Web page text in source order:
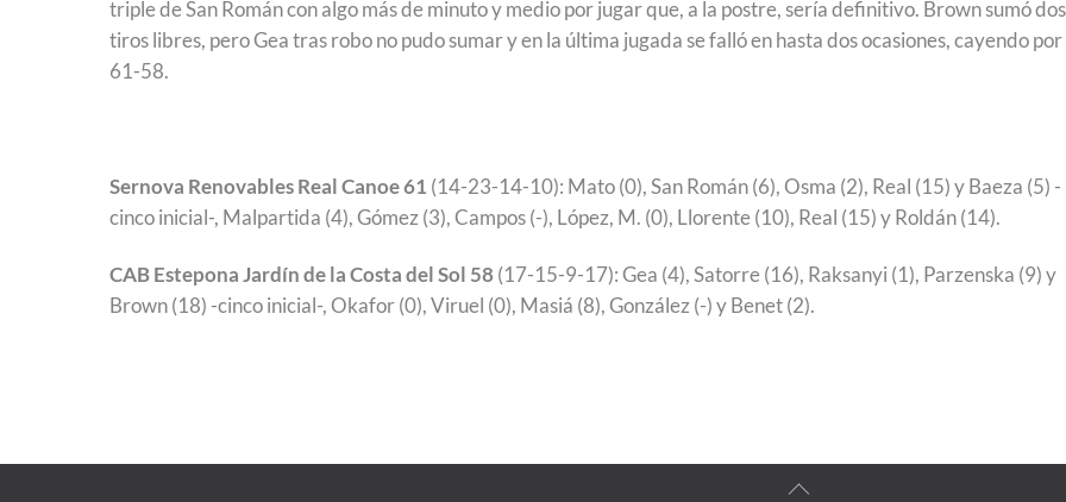
triple de San Román con algo más de minuto y medio por jugar que, a la postre, sería definitivo. Brown sumó dos
tiros libres, pero Gea tras robo no pudo sumar y en la última jugada se falló en hasta dos ocasiones, cayendo por
61-58.
Sernova Renovables Real Canoe 61 (14-23-14-10): Mato (0), San Román (6), Osma (2), Real (15) y Baeza (5) -
cinco inicial-, Malpartida (4), Gómez (3), Campos (-), López, M. (0), Llorente (10), Real (15) y Roldán (14).
CAB Estepona Jardín de la Costa del Sol 58 (17-15-9-17): Gea (4), Satorre (16), Raksanyi (1), Parzenska (9) y
Brown (18) -cinco inicial-, Okafor (0), Viruel (0), Masiá (8), González (-) y Benet (2).
Back